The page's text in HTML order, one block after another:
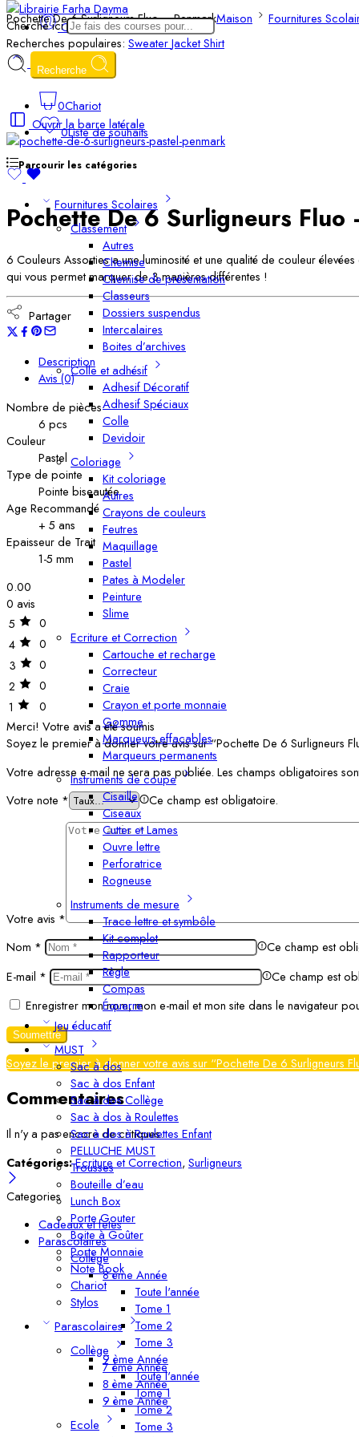
Connexion/Inscription
Cherche ici
Recherches populaires: SweaterJacketShirt
Recherche
0Chariot
0Liste de souhaits
Parcourir les catégories
Fournitures Scolaires
Classement
Autres
Chemise
Chemise de présentation
Classeurs
Dossiers suspendus
Intercalaires
Boites d’archives
Colle et adhésif
Adhesif Décoratif
Adhesif Spéciaux
Colle
Devidoir
Coloriage
Kit coloriage
Autres
Crayons de couleurs
Feutres
Maquillage
Pastel
Pates à Modeler
Peinture
Slime
Ecriture et Correction
Cartouche et recharge
Correcteur
Craie
Crayon et porte monnaie
Gomme
Marqueurs effacables
Marqueurs permanents
Instruments de coupe
Cisaille
Ciseaux
Cutter et Lames
Ouvre lettre
Perforatrice
Rogneuse
Instruments de mesure
Trace lettre et symbôle
Kit complet
Rapporteur
Règle
Compas
Équerre
Jeu éducatif
MUST
Sac à dos
Sac à dos Enfant
Sac à dos Collège
Sac à dos à Roulettes
Sac à dos à Roulettes Enfant
PELLUCHE MUST
Trousses
Bouteille d’eau
Lunch Box
Porte Gouter
Boite à Goûter
Porte Monnaie
Note Book
Chariot
Stylos
Parascolaires
Collège
7 ème Année
8 ème Année
9 ème Année
Ecole
Pochette De 6 Surligneurs Fluo – PenmarkMaison Fournitures
Ouvrir la barre latérale
Pochette De 6 Surligneurs Fluo
6 Couleurs Assorties a une luminosité et une qualité de couleur
qui vous permet marquer de 3 manières différentes !
Partager
Description
Avis (0)
Nombre de pièces
6 pcs
Couleur
Pastel
Type de pointe
Pointe biseautée
Age Recommandé
+ 5 ans
Epaisseur de Trait
1-5 mm
0.00
0 avis
5
0
4
0
3
0
2
0
1
0
Merci! Votre avis a été soumis
Soyez le premier à donner votre avis sur “Pochette De 6 Surligneurs
Votre adresse e-mail ne sera pas publiée. Les champs obligatoires
Votre note * Ce champ est obligatoire.
Votre avis *
Nom *
Ce champ est
E-mail * Ce champ est
Enregistrer mon nom, mon e-mail et mon site dans le navigateur
Soyez le premier à donner votre avis sur “Pochette De 6 Surligneurs
Commentaires
Il n'y a pas encore de critiques.
Catégories:Ecriture et Correction, Surligneurs
Categories
Cadeaux et fetes
Parascolaires
Collège
8 ème Année
Toute l'année
Tome 1
Tome 2
Tome 3
9 ème Année
Toute l'année
Tome 1
Tome 2
Tome 3